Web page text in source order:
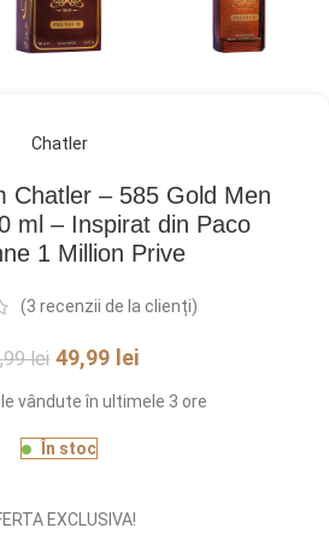
Chatler
Chatler – 585 Gold Men
ml – Inspirat din Paco
1 Million Prive
(3 recenzii de la clienți)
lei 49,99 lei
vândute în ultimele 3 ore
În stoc
EXCLUSIVA!